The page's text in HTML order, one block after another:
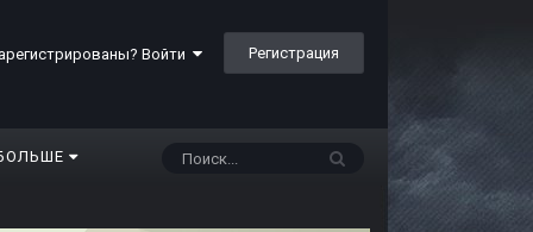
Войти Регистрация